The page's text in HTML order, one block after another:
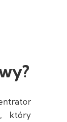
który